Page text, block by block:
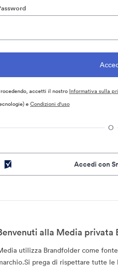
accetti il nostro Informativa sulla
eCondizioni d'uso
O
Accedi con
alla Media privata
utilizza Brandfolder come
prega di rispettare tutte le